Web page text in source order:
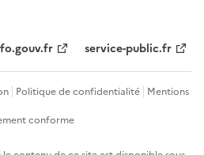
service-public.fr
Politique de confidentialité Mentions
conforme